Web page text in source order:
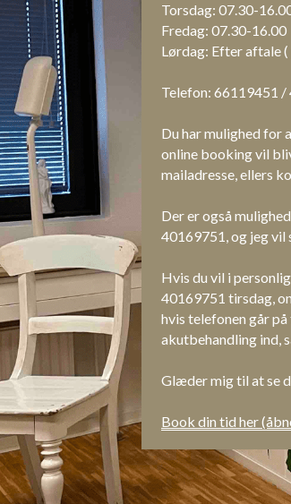
Torsdag: 07.30-
Fredag: 07.30-16.00
Lørdag: Efter aftale
Telefon: 66119451 /
Du har mulighed for
online booking vil
mailadresse, ellers
Der er også
40169751, og jeg
Hvis du vil i
40169751 tirsdag,
hvis telefonen går
akutbehandling ind,
Glæder mig til at se
Book din tid her